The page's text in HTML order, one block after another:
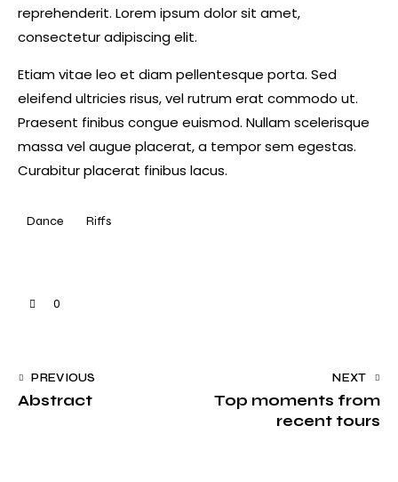
reprehenderit. Lorem ipsum dolor sit amet,
consectetur adipiscing elit.
Etiam vitae leo et diam pellentesque porta. Sed
eleifend ultricies risus, vel rutrum erat commodo ut.
Praesent finibus congue euismod. Nullam scelerisque
massa vel augue placerat, a tempor sem egestas.
Curabitur placerat finibus lacus.
Dance Riffs
0
PREVIOUS
Abstract
NEXT
Top moments from
recent tours